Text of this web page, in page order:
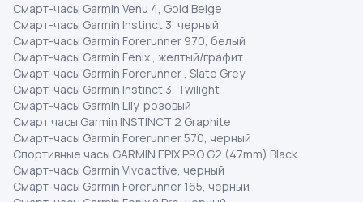
Смарт-часы Garmin Venu 4, Gold Beige
Смарт-часы Garmin Instinct 3, черный
Смарт-часы Garmin Forerunner 970, белый
Смарт-часы Garmin Fenix , желтый/графит
Смарт-часы Garmin Forerunner , Slate Grey
Смарт-часы Garmin Instinct 3, Twilight
Смарт-часы Garmin Lily, розовый
Смарт часы Garmin INSTINCT 2 Graphite
Смарт-часы Garmin Forerunner 570, черный
Спортивные часы GARMIN EPIX PRO G2 (47mm) Black
Смарт-часы Garmin Vivoactive, черный
Смарт-часы Garmin Forerunner 165, черный